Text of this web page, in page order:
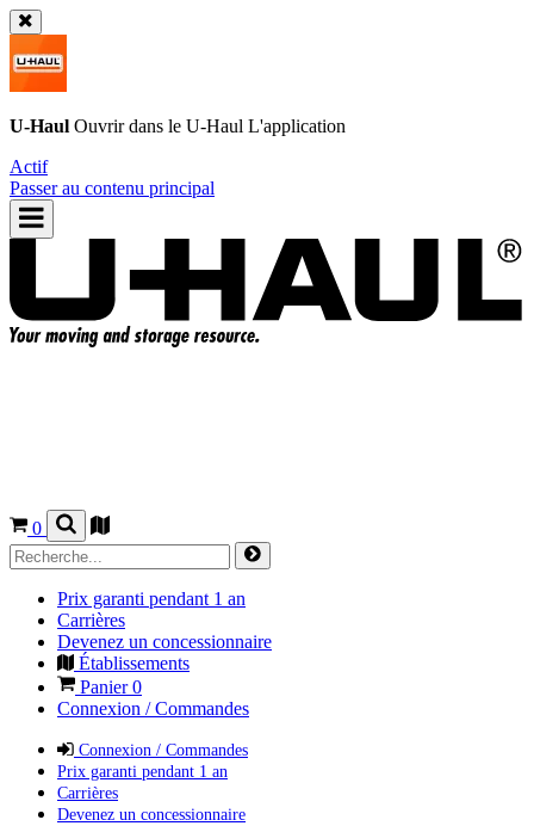
U-Haul Ouvrir dans le U-Haul L'application
Actif
Passer au contenu principal
0
Prix garanti pendant 1 an
Carrières
Devenez un concessionnaire
Établissements
Panier0
Connexion / Commandes
Connexion / Commandes
Prix garanti pendant 1 an
Carrières
Devenez un concessionnaire